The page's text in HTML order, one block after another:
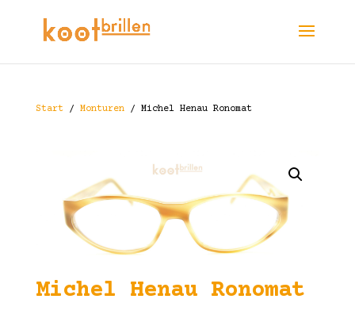
Start/ Monturen/ Michel Henau Ronomat
Michel Henau Ronomat